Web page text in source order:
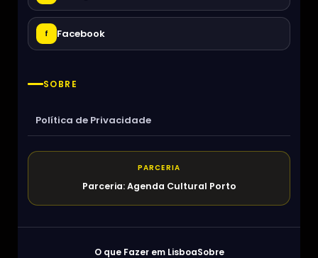
f Facebook
SOBRE
Política de Privacidade
PARCERIA
Parceria: Agenda Cultural Porto
O que Fazer em LisboaSobre